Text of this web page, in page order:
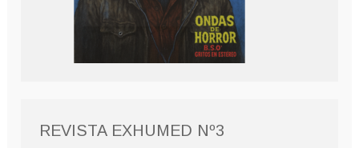
REVISTA EXHUMED Nº3